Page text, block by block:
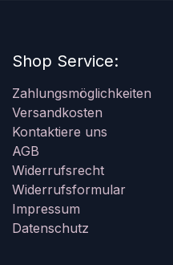
Shop Service:
Zahlungsmöglichkeiten
Versandkosten
Kontaktiere uns
AGB
Widerrufsrecht
Widerrufsformular
Impressum
Datenschutz